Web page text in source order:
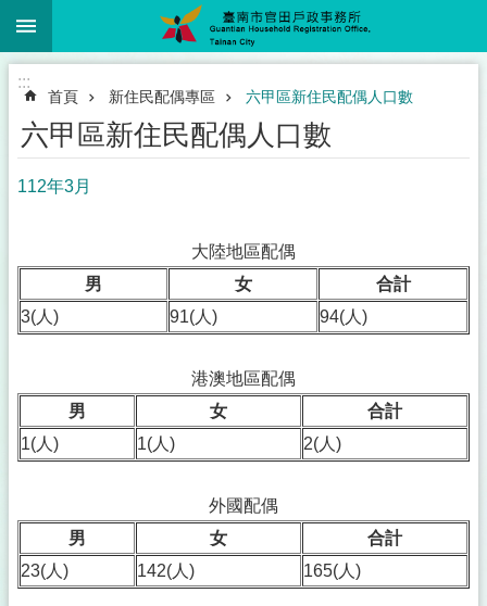
跳到主要內容區塊
:::
首頁 新住民配偶專區 六甲區新住民配偶人口數
六甲區新住民配偶人口數
112年3月
大陸地區配偶
男
女
合計
3(人)
91(人) 94(人)
港澳地區配偶
男
女
合計
1(人)
1(人) 2(人)
外國配偶
男
女
合計
23(人)
142(人) 165(人)